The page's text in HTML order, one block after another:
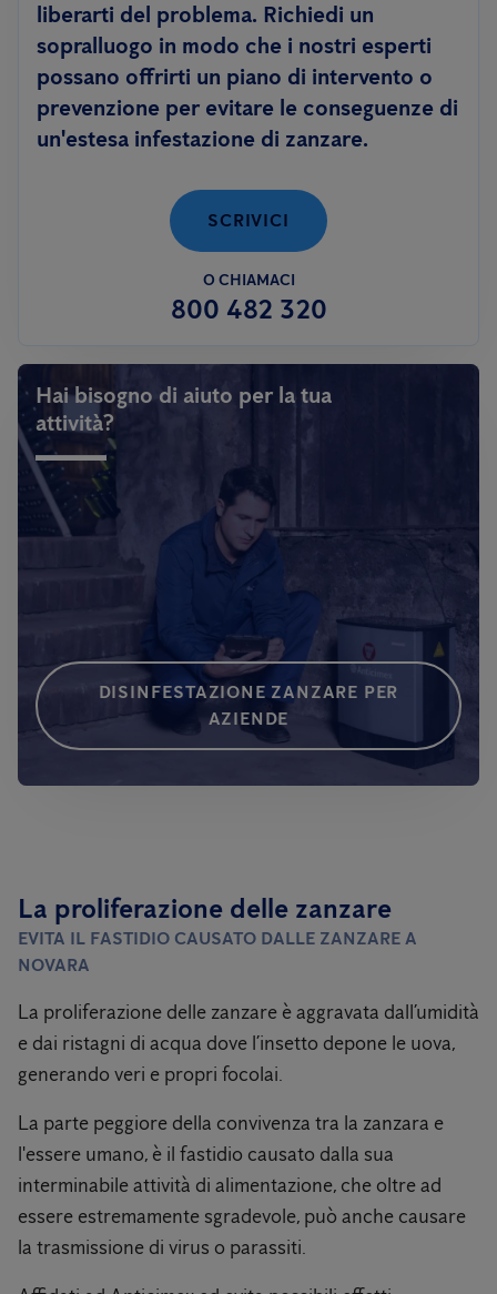
liberarti del problema. Richiedi un
sopralluogo in modo che i nostri esperti
possano offrirti un piano di intervento o
prevenzione per evitare le conseguenze di
un'estesa infestazione di zanzare.
SCRIVICI
O CHIAMACI
800 482 320
Hai bisogno di aiuto per la tua
attività?
DISINFESTAZIONE ZANZARE PER
AZIENDE
La proliferazione delle zanzare
EVITA IL FASTIDIO CAUSATO DALLE ZANZARE A
NOVARA
La proliferazione delle zanzare è aggravata dall’umidità
e dai ristagni di acqua dove l’insetto depone le uova,
generando veri e propri focolai.
La parte peggiore della convivenza tra la zanzara e
l'essere umano, è il fastidio causato dalla sua
interminabile attività di alimentazione, che oltre ad
essere estremamente sgradevole, può anche causare
la trasmissione di virus o parassiti.